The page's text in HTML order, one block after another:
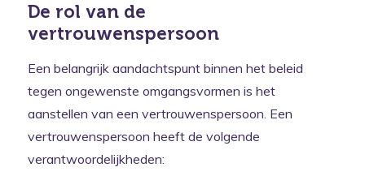
De rol van de
vertrouwenspersoon
Een belangrijk aandachtspunt binnen het beleid
tegen ongewenste omgangsvormen is het
aanstellen van een vertrouwenspersoon. Een
vertrouwenspersoon heeft de volgende
verantwoordelijkheden: